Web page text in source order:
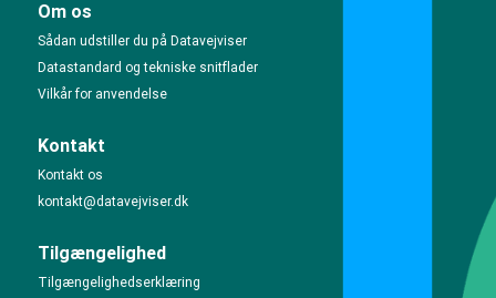
Om os
Sådan udstiller du på Datavejviser
Datastandard og tekniske snitflader
Vilkår for anvendelse
Kontakt
Kontakt os
kontakt@datavejviser.dk
Tilgængelighed
Tilgængelighedserklæring